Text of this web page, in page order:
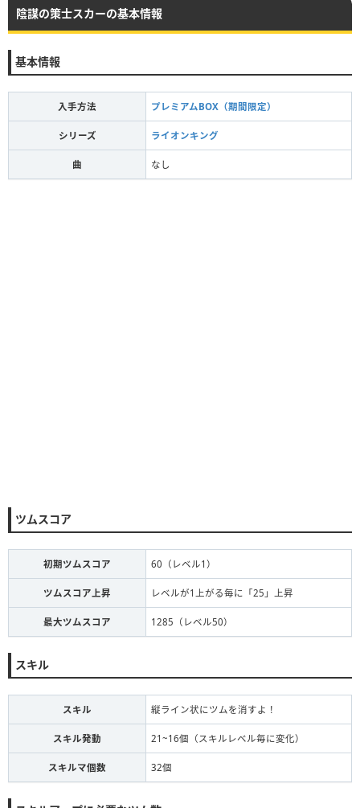
陰謀の策士スカーの基本情報
基本情報
入手方法 プレミアムBOX（期間限定）
シリーズ ライオンキング
曲 なし
ツムスコア
初期ツムスコア 60（レベル1）
ツムスコア上昇 レベルが1上がる毎に「25」上昇
最大ツムスコア 1285（レベル50）
スキル
スキル 縦ライン状にツムを消すよ！
スキル発動 21~16個（スキルレベル毎に変化）
スキルマ個数 32個